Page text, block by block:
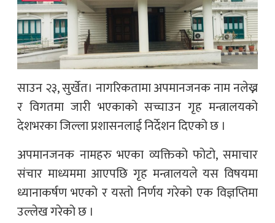
साउन २३, सुर्खेत। नागरिकतामा अपमानजनक नाम नलेख्न
र विगतमा जारी भएकाको सच्चाउन गृह मन्त्रालयको
देशभरका जिल्ला प्रशासनलाई निर्देशन दिएको छ ।
अपमानजनक नामहरु भएका व्यक्तिको फोटो, समाचार
संचार माध्यममा आएपछि गृह मन्त्रालयले यस विषयमा
ध्यानाकर्षण भएको र यस्तो निर्णय गरेको एक विज्ञप्तिमा
उल्लेख गरेको छ ।